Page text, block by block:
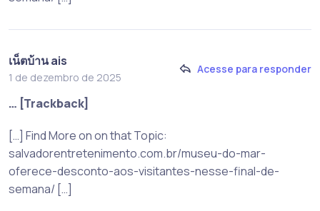
เน็ตบ้าน ais
1 de dezembro de 2025
Acesse para responder
… [Trackback]
[…] Find More on on that Topic:
salvadorentretenimento.com.br/museu-do-mar-
oferece-desconto-aos-visitantes-nesse-final-de-
semana/ […]